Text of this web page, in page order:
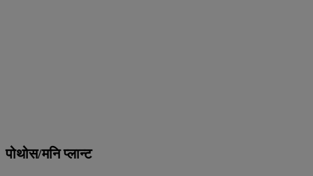
पोथोस/मनि प्लान्ट